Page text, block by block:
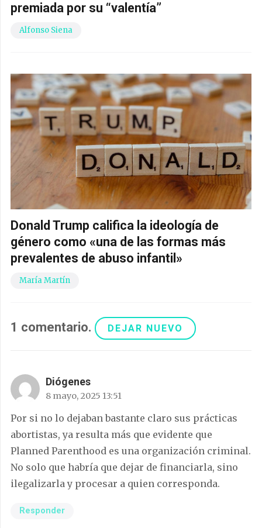
premiada por su “valentía”
Alfonso Siena
Donald Trump califica la ideología de
género como «una de las formas más
prevalentes de abuso infantil»
María Martín
1 comentario. DEJAR NUEVO
Diógenes
8 mayo, 2025 13:51
Por si no lo dejaban bastante claro sus prácticas
abortistas, ya resulta más que evidente que
Planned Parenthood es una organización criminal.
No solo que habría que dejar de financiarla, sino
ilegalizarla y procesar a quien corresponda.
Responder